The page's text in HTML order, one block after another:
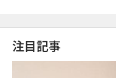
注目記事